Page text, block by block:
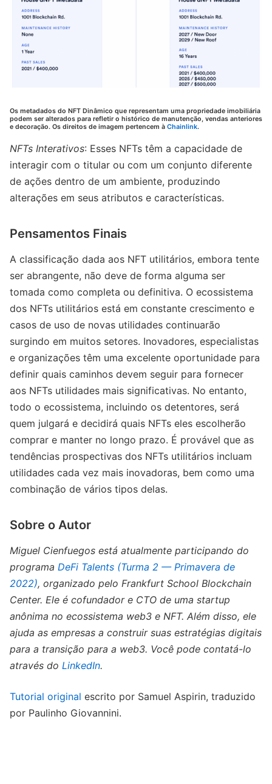
Os metadados do NFT Dinâmico que representam uma propriedade imobiliária
podem ser alterados para refletir o histórico de manutenção, vendas anteriores
e decoração. Os direitos de imagem pertencem à Chainlink.
NFTs Interativos: Esses NFTs têm a capacidade de
interagir com o titular ou com um conjunto diferente
de ações dentro de um ambiente, produzindo
alterações em seus atributos e características.
Pensamentos Finais
A classificação dada aos NFT utilitários, embora tente
ser abrangente, não deve de forma alguma ser
tomada como completa ou definitiva. O ecossistema
dos NFTs utilitários está em constante crescimento e
casos de uso de novas utilidades continuarão
surgindo em muitos setores. Inovadores, especialistas
e organizações têm uma excelente oportunidade para
definir quais caminhos devem seguir para fornecer
aos NFTs utilidades mais significativas. No entanto,
todo o ecossistema, incluindo os detentores, será
quem julgará e decidirá quais NFTs eles escolherão
comprar e manter no longo prazo. É provável que as
tendências prospectivas dos NFTs utilitários incluam
utilidades cada vez mais inovadoras, bem como uma
combinação de vários tipos delas.
Sobre o Autor
Miguel Cienfuegos está atualmente participando do
programa DeFi Talents (Turma 2 — Primavera de
2022), organizado pelo Frankfurt School Blockchain
Center. Ele é cofundador e CTO de uma startup
anônima no ecossistema web3 e NFT. Além disso, ele
ajuda as empresas a construir suas estratégias digitais
para a transição para a web3. Você pode contatá-lo
através do LinkedIn.
Tutorial original escrito por Samuel Aspirin, traduzido
por Paulinho Giovannini.